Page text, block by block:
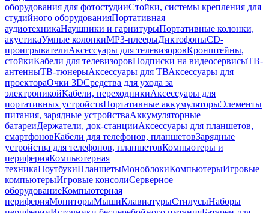
оборудования для фотостудииСтойки, системы крепления для
студийного оборудованияПортативная
аудиотехникаНаушники и гарнитурыПортативные колонки,
акустикаУмные колонкиMP3-плеерыДиктофоныCD-
проигрывателиАксессуары для телевизоровКронштейны,
стойкиКабели для телевизоровПодписки на видеосервисыТВ-
антенныТВ-тюнерыАксессуары для ТВАксессуары для
проектораОчки 3DСредства для ухода за
электроникойКабели, переходникиАксессуары для
портативных устройствПортативные аккумуляторыЭлементы
питания, зарядные устройстваАккумуляторные
батареиДержатели, док-станцииАксессуары для планшетов,
смартфоновКабели для телефонов, планшетовЗарядные
устройства для телефонов, планшетовКомпьютеры и
периферияКомпьютерная
техникаНоутбукиПланшетыМоноблокиКомпьютерыИгровые
компьютерыИгровые консолиСерверное
оборудованиеКомпьютерная
периферияМониторыМышиКлавиатурыСтилусыНаборы